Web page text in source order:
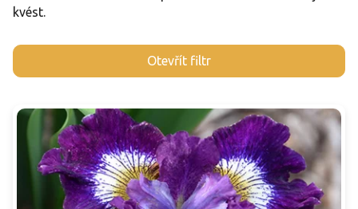
kvést.
Otevřít filtr
V
ý